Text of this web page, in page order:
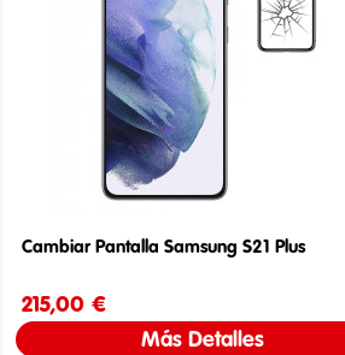
Cambiar Pantalla Samsung S21 Plus
215,00 €
Más Detalles